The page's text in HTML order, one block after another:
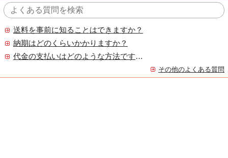
送料を事前に知ることはできますか？
納期はどのくらいかかりますか？
代金の支払いはどのような方法ですか？
その他のよくある質問